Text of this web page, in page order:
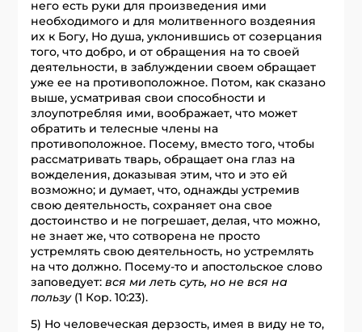
него есть руки для произведения ими
необходимого и для молитвенного воздеяния
их к Богу, Но душа, уклонившись от созерцания
того, что добро, и от обращения на то своей
деятельности, в заблуждении своем обращает
уже ее на противоположное. Потом, как сказано
выше, усматривая свои способности и
злоупотребляя ими, воображает, что может
обратить и телесные члены на
противоположное. Посему, вместо того, чтобы
рассматривать тварь, обращает она глаз на
вожделения, доказывая этим, что и это ей
возможно; и думает, что, однажды устремив
свою деятельность, сохраняет она свое
достоинство и не погрешает, делая, что можно,
не знает же, что сотворена не просто
устремлять свою деятельность, но устремлять
на что должно. Посему-то и апостольское слово
заповедует:вся ми леть суть, но не вся на
пользу (1 Кор. 10:23).
5) Но человеческая дерзость, имея в виду не то,